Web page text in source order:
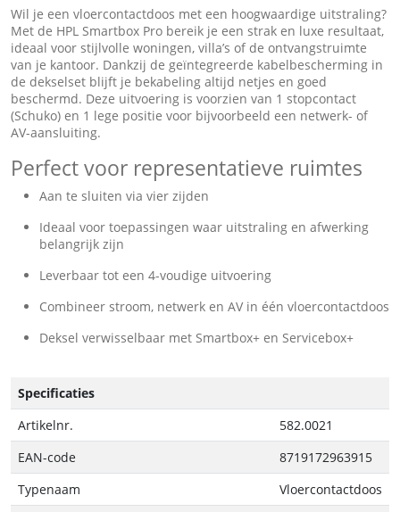
Wil je een vloercontactdoos met een hoogwaardige uitstraling?
Met de HPL Smartbox Pro bereik je een strak en luxe resultaat,
ideaal voor stijlvolle woningen, villa’s of de ontvangstruimte
van je kantoor. Dankzij de geïntegreerde kabelbescherming in
de dekselset blijft je bekabeling altijd netjes en goed
beschermd. Deze uitvoering is voorzien van 1 stopcontact
(Schuko) en 1 lege positie voor bijvoorbeeld een netwerk- of
AV-aansluiting.
Perfect voor representatieve ruimtes
Aan te sluiten via vier zijden
Ideaal voor toepassingen waar uitstraling en afwerking
belangrijk zijn
Leverbaar tot een 4-voudige uitvoering
Combineer stroom, netwerk en AV in één vloercontactdoos
Deksel verwisselbaar met Smartbox+ en Servicebox+
Specificaties
Artikelnr.
582.0021
EAN-code
8719172963915
Typenaam
Vloercontactdoos